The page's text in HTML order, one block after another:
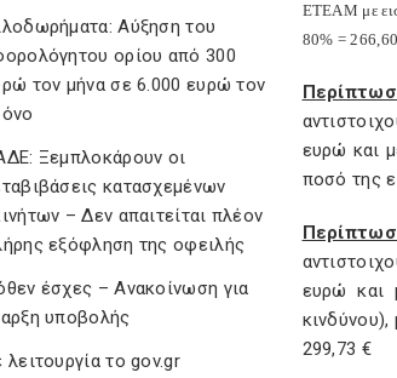
Αύξηση του
ορίου από 300
τον μήνα σε 6.000 ευρώ τον
Ξεμπλοκάρουν οι
κατασχεμένων
– Δεν απαιτείται πλέον
εξόφληση της οφειλής
έσχες – Ανακοίνωση για
υποβολής
λειτουργία το gov.gr
ΕΤΕΑΜ με
80% =
ευρώ και
ποσό της
ευρώ και
299,73 €